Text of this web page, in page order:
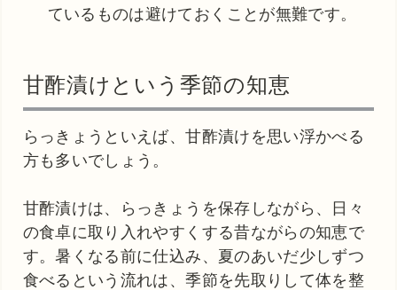
ているものは避けておくことが無難です。
甘酢漬けという季節の知恵
らっきょうといえば、甘酢漬けを思い浮かべる
方も多いでしょう。
甘酢漬けは、らっきょうを保存しながら、日々
の食卓に取り入れやすくする昔ながらの知恵で
す。暑くなる前に仕込み、夏のあいだ少しずつ
食べるという流れは、季節を先取りして体を整